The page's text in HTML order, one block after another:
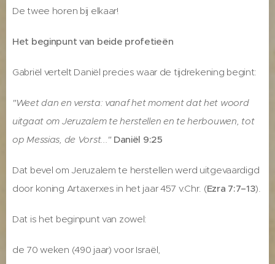
De twee horen bij elkaar!
Het beginpunt van beide profetieën
Gabriël vertelt Daniël precies waar de tijdrekening begint:
"Weet dan en versta: vanaf het moment dat het woord
uitgaat om Jeruzalem te herstellen en te herbouwen, tot
op Messias, de Vorst..." Daniël 9:25
Dat bevel om Jeruzalem te herstellen werd uitgevaardigd
door koning Artaxerxes in het jaar 457 v.Chr. (Ezra 7:7–13).
Dat is het beginpunt van zowel:
de 70 weken (490 jaar) voor Israël,